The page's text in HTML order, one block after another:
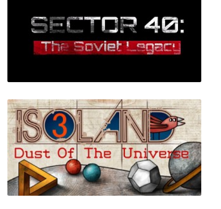
Machina of the Planet Tree -Unity Unions-
SECTOR 40: The Soviet Legacy